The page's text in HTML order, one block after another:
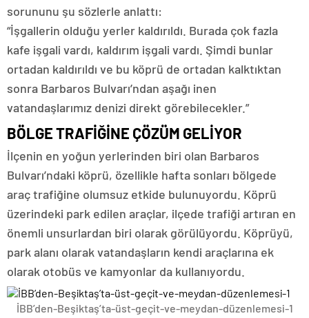
sorununu şu sözlerle anlattı:
“İşgallerin olduğu yerler kaldırıldı. Burada çok fazla
kafe işgali vardı, kaldırım işgali vardı. Şimdi bunlar
ortadan kaldırıldı ve bu köprü de ortadan kalktıktan
sonra Barbaros Bulvarı’ndan aşağı inen
vatandaşlarımız denizi direkt görebilecekler.”
BÖLGE TRAFİĞİNE ÇÖZÜM GELİYOR
İlçenin en yoğun yerlerinden biri olan Barbaros
Bulvarı’ndaki köprü, özellikle hafta sonları bölgede
araç trafiğine olumsuz etkide bulunuyordu. Köprü
üzerindeki park edilen araçlar, ilçede trafiği artıran en
önemli unsurlardan biri olarak görülüyordu. Köprüyü,
park alanı olarak vatandaşların kendi araçlarına ek
olarak otobüs ve kamyonlar da kullanıyordu.
İBB’den-Beşiktaş’ta-üst-geçit-ve-meydan-düzenlemesi-1